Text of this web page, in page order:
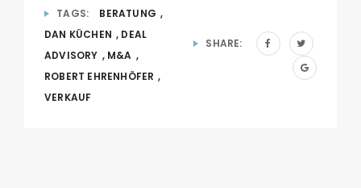
TAGS: BERATUNG ,
DAN KÜCHEN , DEAL
ADVISORY , M&A ,
ROBERT EHRENHÖFER ,
VERKAUF
SHARE: